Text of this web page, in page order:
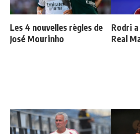
Les 4 nouvelles règles de
José Mourinho
Rodri
Real